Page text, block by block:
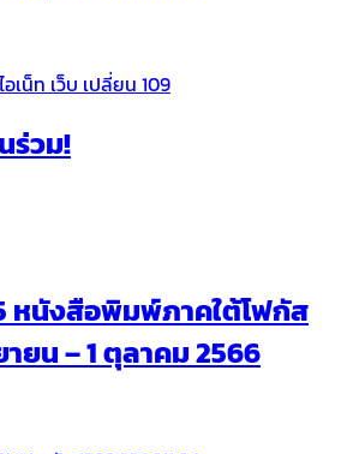
ร่วม!
หนังสือพิมพ์ภาคใต้โฟกัส
ยน – 1 ตุลาคม 2566